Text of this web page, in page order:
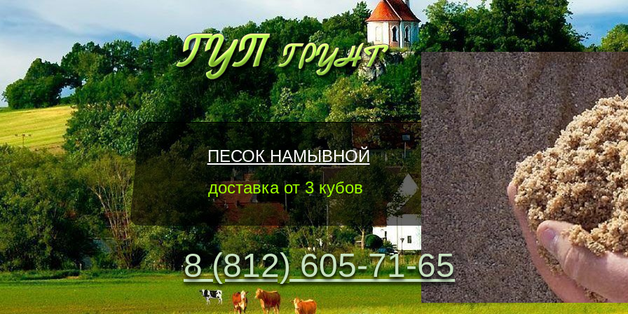
8 (812) 605-71-65
ПЕСОК НАМЫВНОЙ
доставка от 3 кубов